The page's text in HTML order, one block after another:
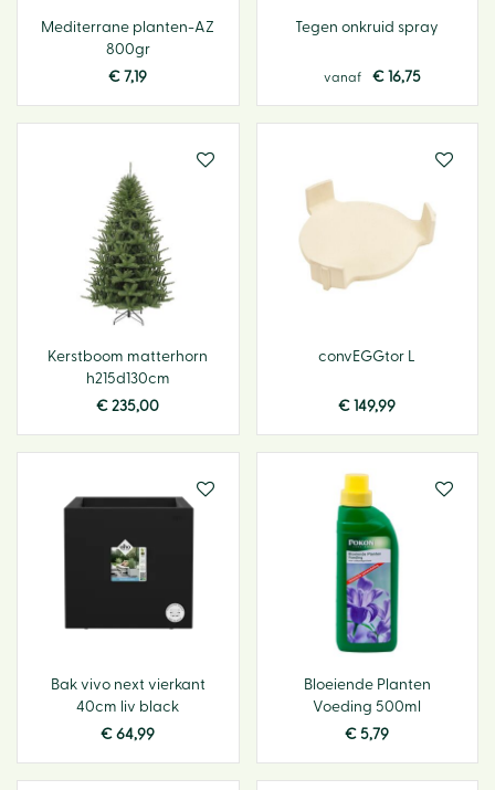
Mediterrane planten-AZ
800gr
€ 7,19
Tegen onkruid spray
vanaf € 16,75
Kerstboom matterhorn
h215d130cm
€ 235,00
convEGGtor L
€ 149,99
Bak vivo next vierkant
40cm liv black
€ 64,99
Bloeiende Planten
Voeding 500ml
€ 5,79